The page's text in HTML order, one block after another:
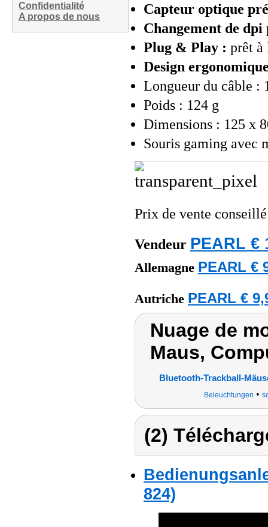
Confidentialité
A propos de nous
Capteur optique
Changement de
Plug & Play : prêt
Design
Longueur du câble :
Poids : 124 g
Dimensions : 125 x
Souris gaming avec
Prix de vente
Vendeur PEARL €
Allemagne PEARL €
Autriche PEARL €
Nuage de
Maus,
Bluetooth-Trackball-
Beleuchtungen •
(2)
824)